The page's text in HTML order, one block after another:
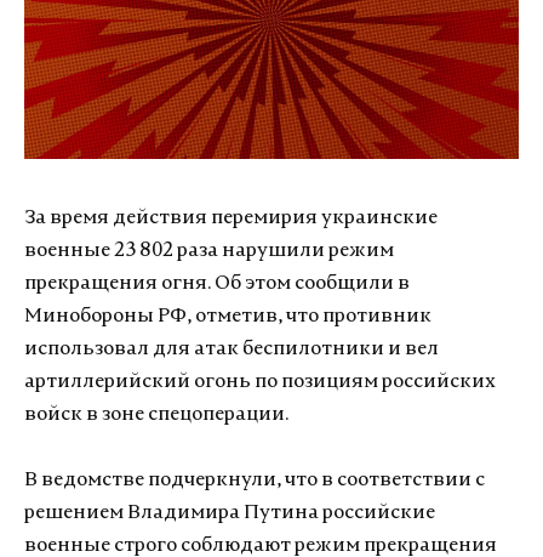
За время действия перемирия украинские
военные 23 802 раза нарушили режим
прекращения огня. Об этом сообщили в
Минобороны РФ, отметив, что противник
использовал для атак беспилотники и вел
артиллерийский огонь по позициям российских
войск в зоне спецоперации.
В ведомстве подчеркнули, что в соответствии с
решением Владимира Путина российские
военные строго соблюдают режим прекращения